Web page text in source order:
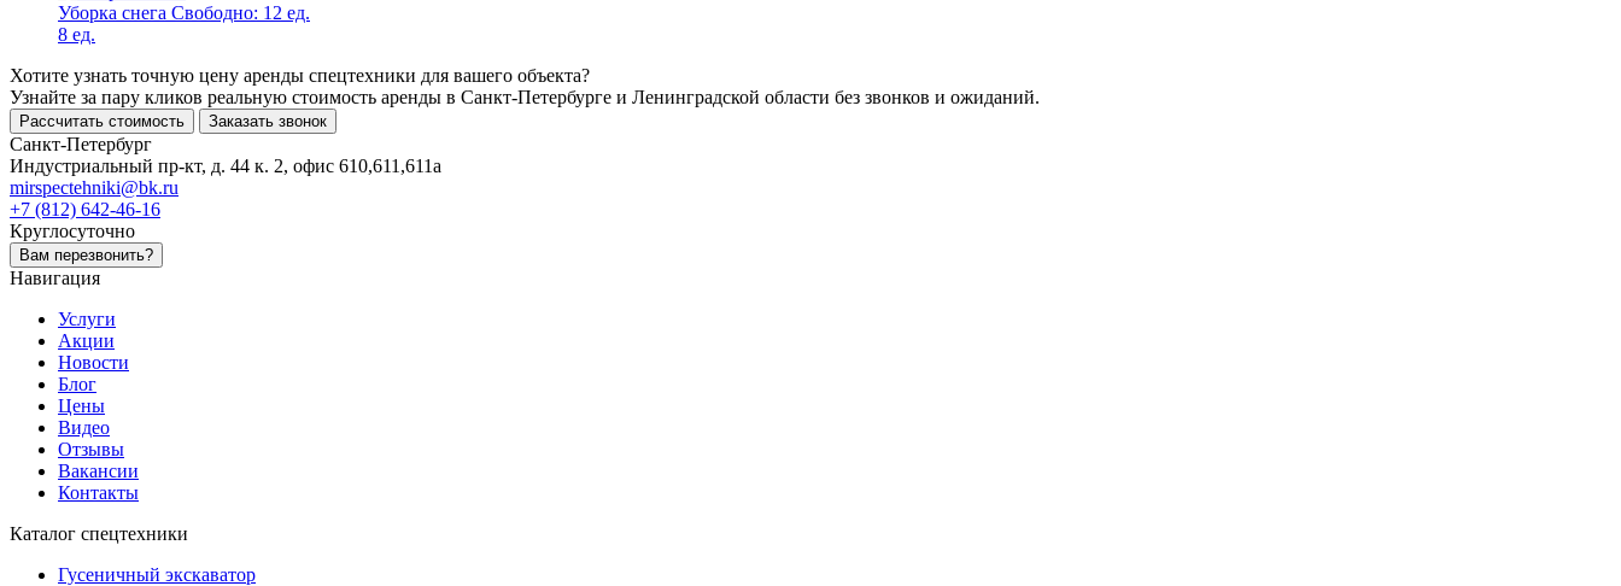
Уборка снега Свободно: 12 ед.
8 ед.
Хотите узнать точную цену аренды спецтехники для вашего объекта?
Узнайте за пару кликов реальную стоимость аренды в Санкт-Петербурге и Ленинградской области без звонков и ожиданий.
Рассчитать стоимость Заказать звонок
Санкт-Петербург
Индустриальный пр-кт, д. 44 к. 2, офис 610,611,611а
mirspectehniki@bk.ru
+7 (812) 642-46-16
Круглосуточно
Вам перезвонить?
Навигация
Услуги
Акции
Новости
Блог
Цены
Видео
Отзывы
Вакансии
Контакты
Каталог спецтехники
Гусеничный экскаватор